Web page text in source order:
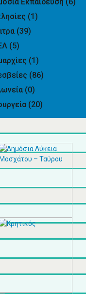
(1)
(39)
(5)
(1)
(86)
(0)
(20)